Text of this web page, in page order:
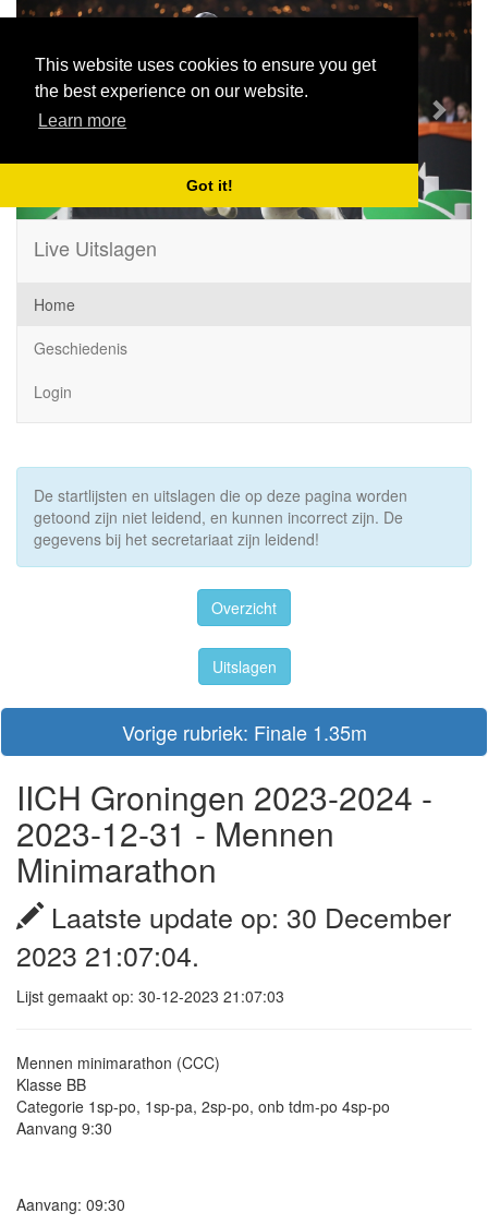
This website uses cookies to ensure you get
the best experience on our website.
Learn more
Got it!
Previous Next
Live Uitslagen
Home
Geschiedenis
Login
De startlijsten en uitslagen die op deze pagina worden
getoond zijn niet leidend, en kunnen incorrect zijn. De
gegevens bij het secretariaat zijn leidend!
Overzicht
Uitslagen
Vorige rubriek: Finale 1.35m
IICH Groningen 2023-2024 -
2023-12-31 - Mennen
Minimarathon
Laatste update op: 30 December
2023 21:07:04.
Lijst gemaakt op: 30-12-2023 21:07:03
Mennen minimarathon (CCC)
Klasse BB
Categorie 1sp-po, 1sp-pa, 2sp-po, onb tdm-po 4sp-po
Aanvang 9:30
Aanvang: 09:30